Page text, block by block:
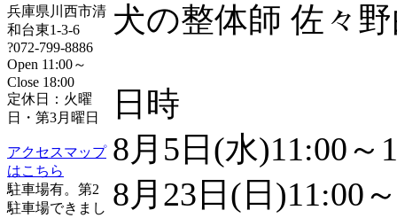
兵庫県川西市清
和台東1-3-6
?072-799-8886
Open 11:00～
Close 18:00
定休日：火曜
日・第3月曜日
アクセスマップ
はこちら
駐車場有。第2
駐車場できまし
犬の整体師 佐々
日時
8月5日(水)11:00～
8月23日(日)11:00